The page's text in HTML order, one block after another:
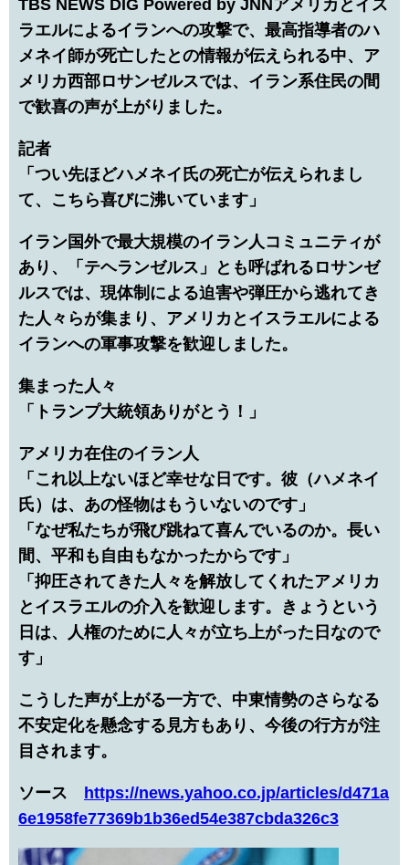
TBS NEWS DIG Powered by JNNアメリカとイス
ラエルによるイランへの攻撃で、最高指導者のハ
メネイ師が死亡したとの情報が伝えられる中、ア
メリカ西部ロサンゼルスでは、イラン系住民の間
で歓喜の声が上がりました。
記者
「つい先ほどハメネイ氏の死亡が伝えられまし
て、こちら喜びに沸いています」
イラン国外で最大規模のイラン人コミュニティが
あり、「テヘランゼルス」とも呼ばれるロサンゼ
ルスでは、現体制による迫害や弾圧から逃れてき
た人々らが集まり、アメリカとイスラエルによる
イランへの軍事攻撃を歓迎しました。
集まった人々
「トランプ大統領ありがとう！」
アメリカ在住のイラン人
「これ以上ないほど幸せな日です。彼（ハメネイ
氏）は、あの怪物はもういないのです」
「なぜ私たちが飛び跳ねて喜んでいるのか。長い
間、平和も自由もなかったからです」
「抑圧されてきた人々を解放してくれたアメリカ
とイスラエルの介入を歓迎します。きょうという
日は、人権のために人々が立ち上がった日なので
す」
こうした声が上がる一方で、中東情勢のさらなる
不安定化を懸念する見方もあり、今後の行方が注
目されます。
ソース
https://news.yahoo.co.jp/articles/d471a
6e1958fe77369b1b36ed54e387cbda326c3